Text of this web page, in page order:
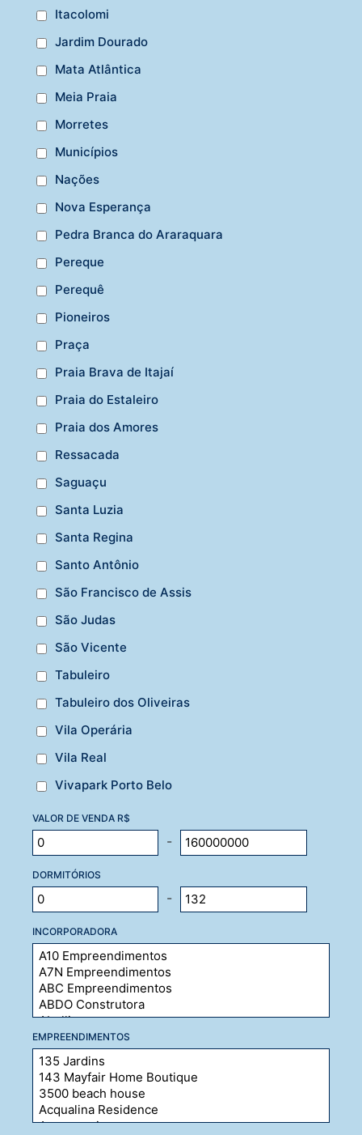
Itacolomi
Jardim Dourado
Mata Atlântica
Meia Praia
Morretes
Municípios
Nações
Nova Esperança
Pedra Branca do Araraquara
Pereque
Perequê
Pioneiros
Praça
Praia Brava de Itajaí
Praia do Estaleiro
Praia dos Amores
Ressacada
Saguaçu
Santa Luzia
Santa Regina
Santo Antônio
São Francisco de Assis
São Judas
São Vicente
Tabuleiro
Tabuleiro dos Oliveiras
Vila Operária
Vila Real
Vivapark Porto Belo
VALOR DE VENDA R$
-
DORMITÓRIOS
-
INCORPORADORA
EMPREENDIMENTOS